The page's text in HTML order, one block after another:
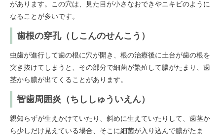
があります。この穴は、見た目が小さなおできやニキビのように
なることが多いです。
歯根の穿孔（しこんのせんこう）
虫歯が進行して歯の根に穴が開き、根の治療後に土台が歯の根を
突き抜けてしまうと、その部分で細菌が繁殖して膿がたまり、歯
茎から膿が出てくることがあります。
智歯周囲炎（ちししゅういえん）
親知らずが生えかけていたり、斜めに生えていたりして、歯茎か
ら少しだけ見えている場合、そこに細菌が入り込んで膿がたま